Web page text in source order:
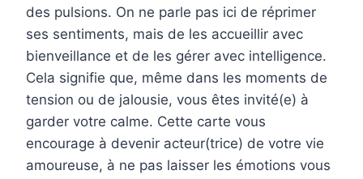
des pulsions. On ne parle pas ici de réprimer
ses sentiments, mais de les accueillir avec
bienveillance et de les gérer avec intelligence.
Cela signifie que, même dans les moments de
tension ou de jalousie, vous êtes invité(e) à
garder votre calme. Cette carte vous
encourage à devenir acteur(trice) de votre vie
amoureuse, à ne pas laisser les émotions vous